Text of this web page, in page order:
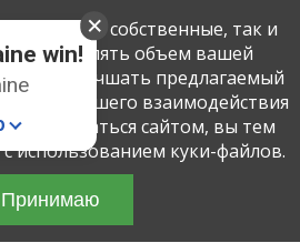
win!
как собственные, так и
определять объем вашей
и улучшать предлагаемый
вашего взаимодействия
пользоваться сайтом, вы тем
использованием куки-файлов.
Принимаю